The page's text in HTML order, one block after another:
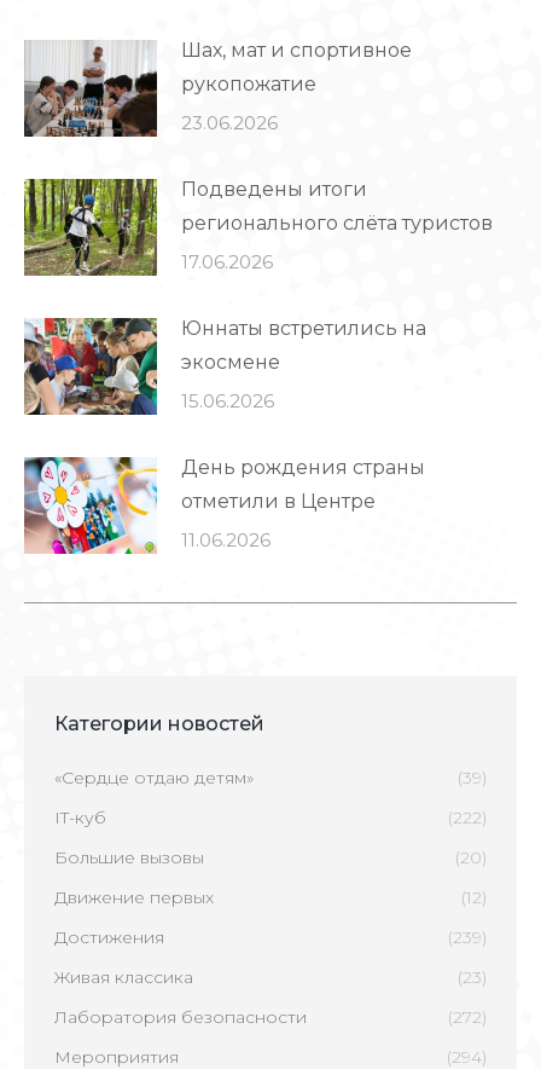
Шах, мат и спортивное
рукопожатие
23.06.2026
Подведены итоги
регионального слёта туристов
17.06.2026
Юннаты встретились на
экосмене
15.06.2026
День рождения страны
отметили в Центре
11.06.2026
Категории новостей
«Сердце отдаю детям»
(39)
IT-куб
(222)
Большие вызовы
(20)
Движение первых
(12)
Достижения
(239)
Живая классика
(23)
Лаборатория безопасности
(272)
Мероприятия
(294)